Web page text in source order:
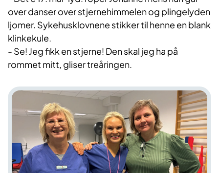
over danser over stjernehimmelen og plingelyden
ljomer. Sykehusklovnene stikker til henne en blank
klinkekule.
- Se! Jeg fikk en stjerne! Den skal jeg ha på
rommet mitt, gliser treåringen.